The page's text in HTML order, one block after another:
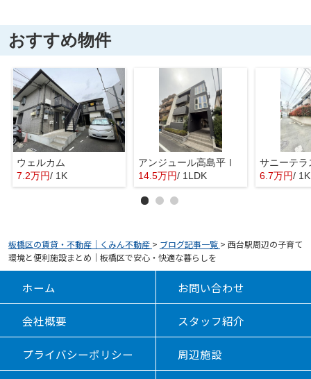
おすすめ物件
ウェルカム
7.2万円/ 1K
アンジュール高島平Ⅰ
14.5万円/ 1LDK
サニーテラ
6.7万円/ 1K
板橋区の賃貸・不動産｜くみん不動産 > ブログ記事一覧 > 西台駅周辺の子育て
環境と便利施設まとめ｜板橋区で安心・快適な暮らしを
ホーム お問い合わせ
会社概要 スタッフ紹介
プライバシーポリシー 周辺施設